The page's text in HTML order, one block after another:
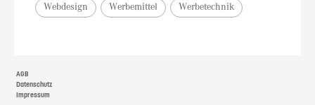
Webdesign Werbemittel Werbetechnik
AGB
Datenschutz
Impressum